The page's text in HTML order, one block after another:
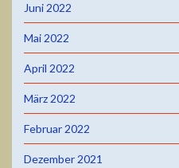
Juni 2022
Mai 2022
April 2022
März 2022
Februar 2022
Dezember 2021